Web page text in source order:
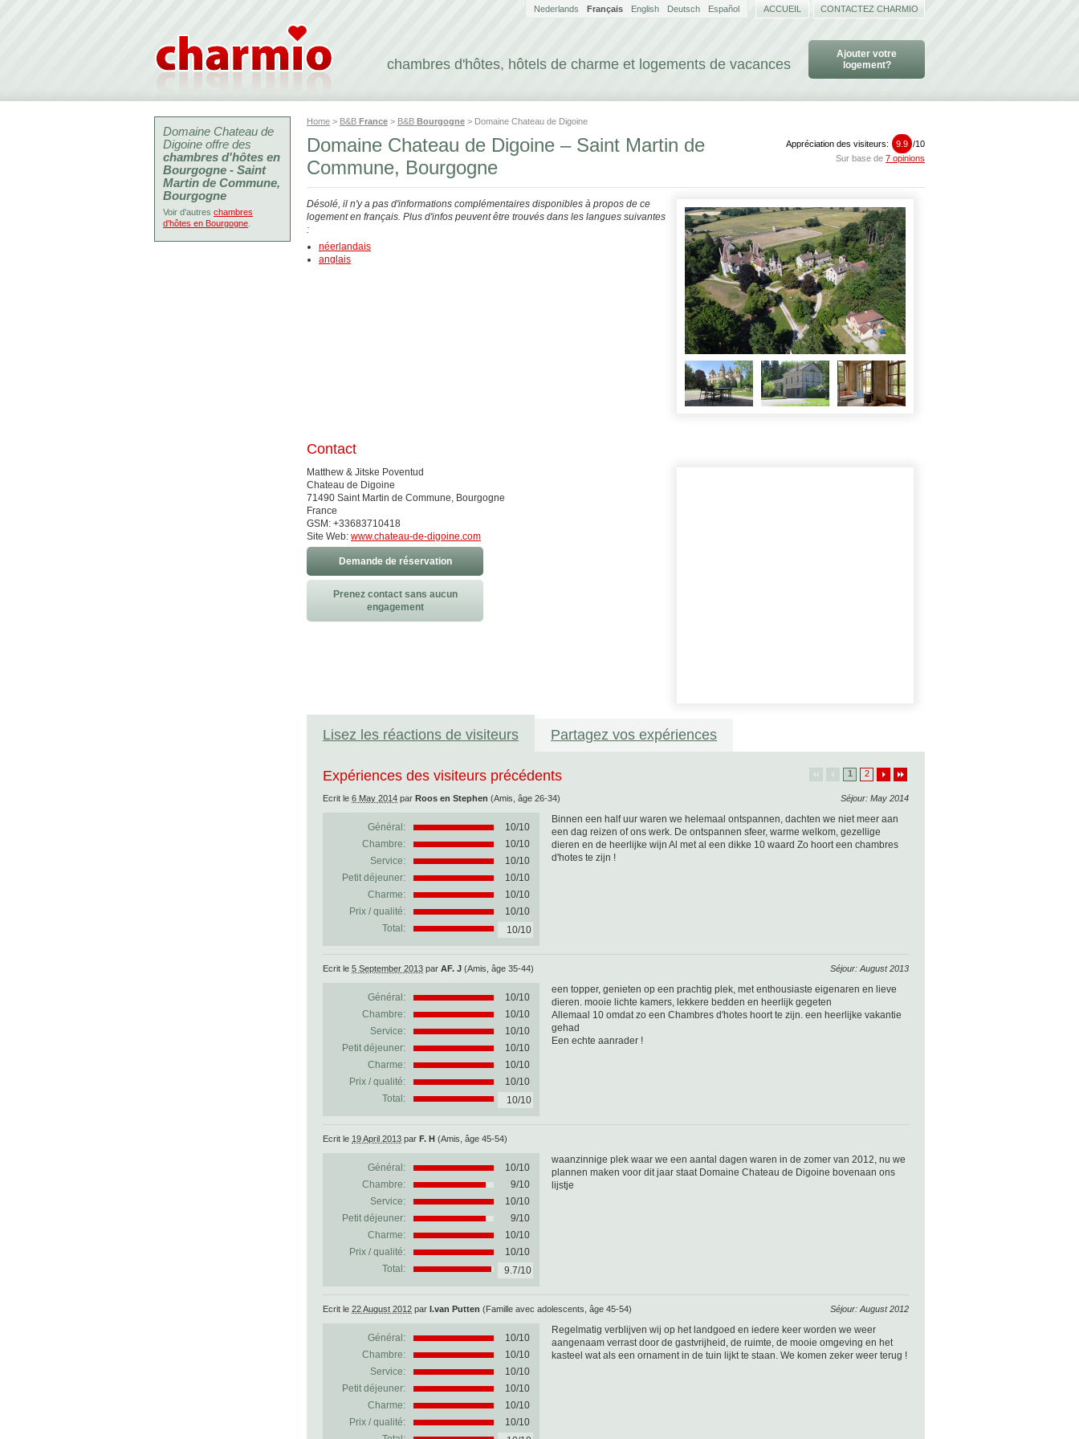
chambres d'hôtes, hôtels de charme et logements de vacances
Ajouter votre
logement?
Nederlands Français English Deutsch Español ACCUEIL CONTACTEZ CHARMIO
Home > B&B France > B&B Bourgogne > Domaine Chateau de Digoine
Appréciation des visiteurs: 9.9 /10
Sur base de 7 opinions
Domaine Chateau de Digoine – Saint Martin de
Commune, Bourgogne
Désolé, il n'y a pas d'informations complémentaires disponibles à propos de ce
logement en français. Plus d'infos peuvent être trouvés dans les langues suivantes
:
néerlandais
anglais
Contact
Matthew & Jitske Poventud
Chateau de Digoine
71490 Saint Martin de Commune, Bourgogne
France
GSM: +33683710418
Site Web: www.chateau-de-digoine.com
Demande de réservation
Prenez contact sans aucun
engagement
Lisez les réactions de visiteurs Partagez vos expériences
1 2
Expériences des visiteurs précédents
Séjour: May 2014
Ecrit le 6 May 2014 par Roos en Stephen (Amis, âge 26-34)
Général: 10/10
Chambre:
10/10
Service:
10/10
Petit déjeuner:
10/10
Charme:
10/10
Prix / qualité:
10/10
Total:
10/10
Binnen een half uur waren we helemaal ontspannen, dachten we niet meer aan
een dag reizen of ons werk. De ontspannen sfeer, warme welkom, gezellige
dieren en de heerlijke wijn Al met al een dikke 10 waard Zo hoort een chambres
d'hotes te zijn !
Séjour: August 2013
Ecrit le 5 September 2013 par AF. J (Amis, âge 35-44)
Général: 10/10
Chambre:
10/10
Service:
10/10
Petit déjeuner:
10/10
Charme:
10/10
Prix / qualité:
10/10
Total:
10/10
een topper, genieten op een prachtig plek, met enthousiaste eigenaren en lieve
dieren. mooie lichte kamers, lekkere bedden en heerlijk gegeten
Allemaal 10 omdat zo een Chambres d'hotes hoort te zijn. een heerlijke vakantie
gehad
Een echte aanrader !
Ecrit le 19 April 2013 par F. H (Amis, âge 45-54)
Général: 10/10
Chambre:
9/10
Service:
10/10
Petit déjeuner:
9/10
Charme:
10/10
Prix / qualité:
10/10
Total:
9.7/10
waanzinnige plek waar we een aantal dagen waren in de zomer van 2012, nu we
plannen maken voor dit jaar staat Domaine Chateau de Digoine bovenaan ons
lijstje
Séjour: August 2012
Ecrit le 22 August 2012 par I.van Putten (Famille avec adolescents, âge 45-54)
Général: 10/10
Chambre:
10/10
Service:
10/10
Petit déjeuner:
10/10
Charme:
10/10
Prix / qualité:
10/10
Regelmatig verblijven wij op het landgoed en iedere keer worden we weer
aangenaam verrast door de gastvrijheid, de ruimte, de mooie omgeving en het
kasteel wat als een ornament in de tuin lijkt te staan. We komen zeker weer terug !
Domaine Chateau de
Digoine offre des
chambres d'hôtes en
Bourgogne - Saint
Martin de Commune,
Bourgogne
Voir d'autres chambres
d'hôtes en Bourgogne